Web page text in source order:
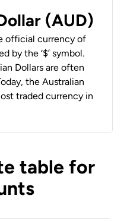
(AUD)
official currency of
by the ‘$’ symbol.
Dollars are often
the Australian
traded currency in
table for